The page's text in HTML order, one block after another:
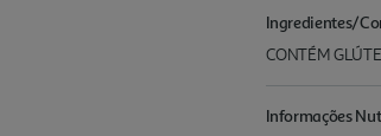
Ingredientes/
CONTÉM
Informações